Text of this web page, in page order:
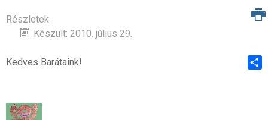
Részletek
Készült: 2010. július 29.
Kedves Barátaink!